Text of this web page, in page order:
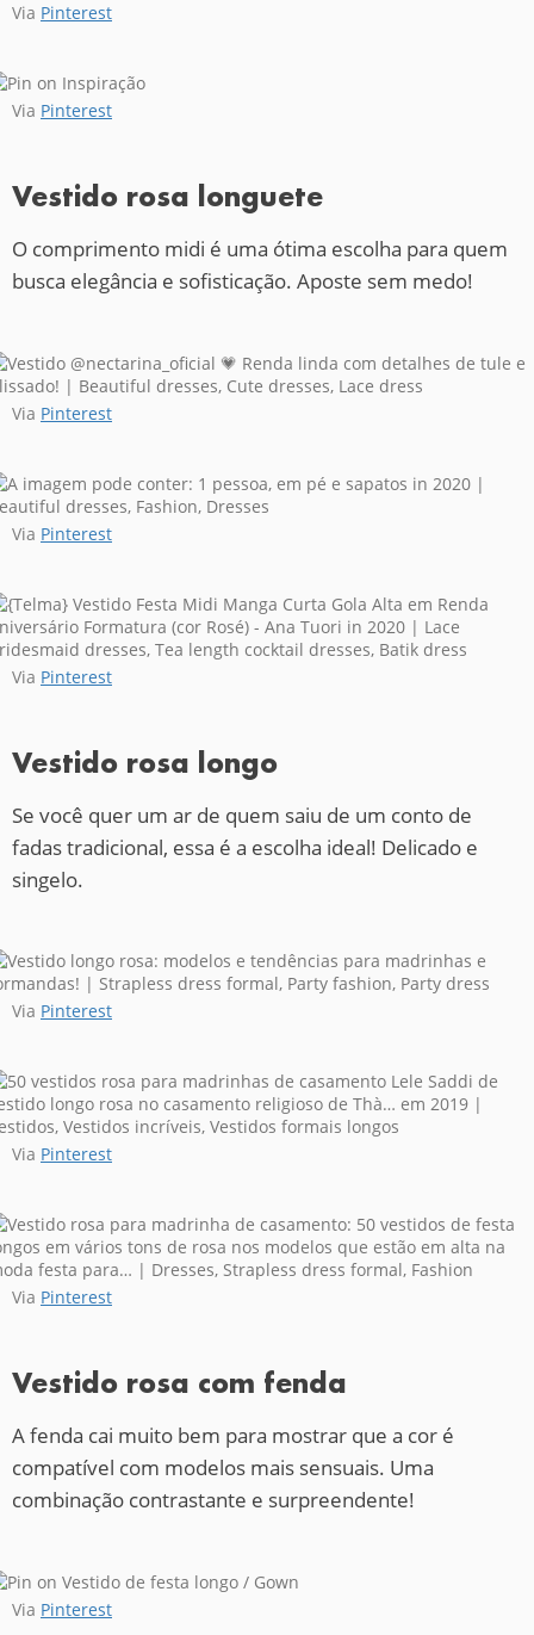
Via Pinterest
Via Pinterest
Vestido rosa longuete
O comprimento midi é uma ótima escolha para quem
busca elegância e sofisticação. Aposte sem medo!
Via Pinterest
Via Pinterest
Via Pinterest
Vestido rosa longo
Se você quer um ar de quem saiu de um conto de
fadas tradicional, essa é a escolha ideal! Delicado e
singelo.
Via Pinterest
Via Pinterest
Via Pinterest
Vestido rosa com fenda
A fenda cai muito bem para mostrar que a cor é
compatível com modelos mais sensuais. Uma
combinação contrastante e surpreendente!
Via Pinterest